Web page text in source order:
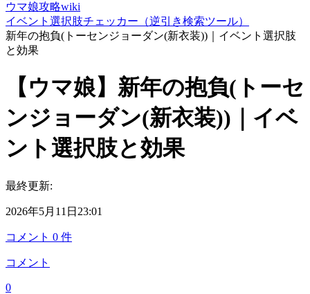
ウマ娘攻略wiki
イベント選択肢チェッカー（逆引き検索ツール）
新年の抱負(トーセンジョーダン(新衣装))｜イベント選択肢
と効果
【ウマ娘】新年の抱負(トーセ
ンジョーダン(新衣装))｜イベ
ント選択肢と効果
最終更新:
2026年5月11日23:01
コメント 0 件
コメント
0